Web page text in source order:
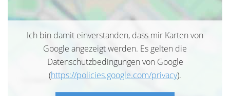
Ich bin damit einverstanden, dass mir Karten von
Google angezeigt werden. Es gelten die
Datenschutzbedingungen von Google
(https://policies.google.com/privacy).